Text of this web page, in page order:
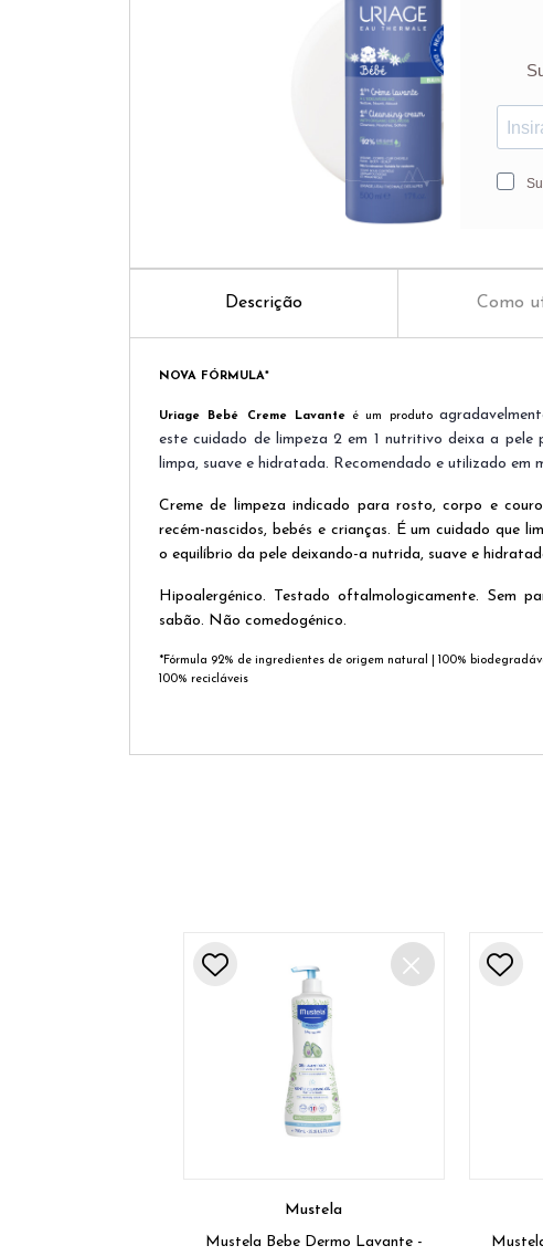
Descrição Como
NOVA FÓRMULA*
Uriage Bebé Creme Lavanteé um produto
este cuidado de limpeza 2 em 1 nutritivo deixa a pele
limpa, suave e hidratada. Recomendado e utilizado em
Creme de limpeza indicado para rosto, corpo e
recém-nascidos, bebés e crianças. É um cuidado que
o equilíbrio da pele deixando-a nutrida, suave e
Hipoalergénico. Testado oftalmologicamente. Sem
sabão. Não comedogénico.
*Fórmula 92% de ingredientes de origem natural | 100%
100% recicláveis
Mustela
Mustela Bebe Dermo Lavante -